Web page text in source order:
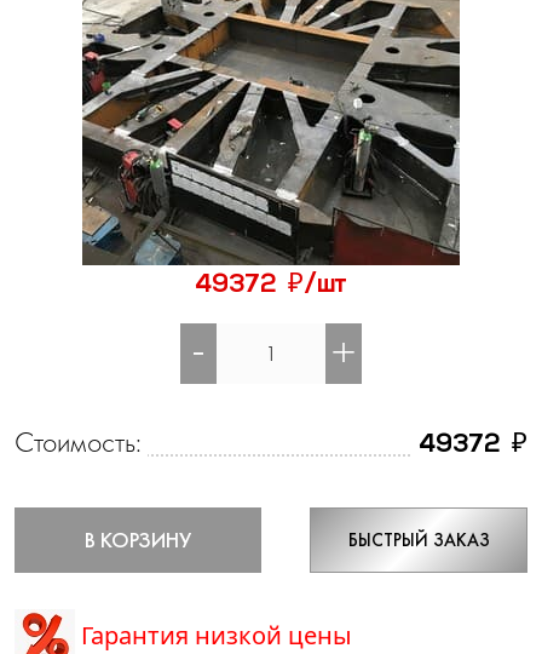
49372 ₽/шт
- +
Стоимость: 49372 ₽
В КОРЗИНУ БЫСТРЫЙ ЗАКАЗ
Гарантия низкой цены